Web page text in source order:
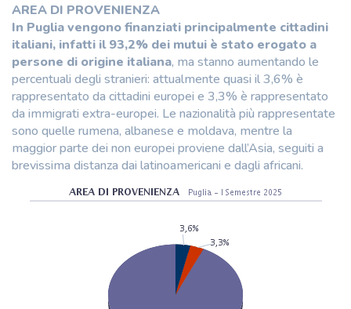
AREA DI PROVENIENZA
In Puglia vengono finanziati principalmente cittadini
italiani, infatti il 93,2% dei mutui è stato erogato a
persone di origine italiana, ma stanno aumentando le
percentuali degli stranieri: attualmente quasi il 3,6% è
rappresentato da cittadini europei e 3,3% è rappresentato
da immigrati extra-europei. Le nazionalità più rappresentate
sono quelle rumena, albanese e moldava, mentre la
maggior parte dei non europei proviene dall’Asia, seguiti a
brevissima distanza dai latinoamericani e dagli africani.